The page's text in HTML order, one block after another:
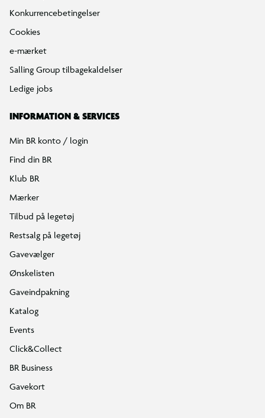
Konkurrencebetingelser
Cookies
e-mærket
Salling Group tilbagekaldelser
Ledige jobs
INFORMATION & SERVICES
Min BR konto / login
Find din BR
Klub BR
Mærker
Tilbud på legetøj
Restsalg på legetøj
Gavevælger
Ønskelisten
Gaveindpakning
Katalog
Events
Click&Collect
BR Business
Gavekort
Om BR